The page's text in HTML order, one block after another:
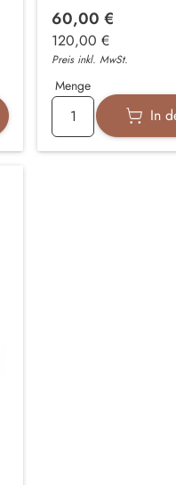
60,00 €
120,00 €
Preis inkl. MwSt.
Menge
In